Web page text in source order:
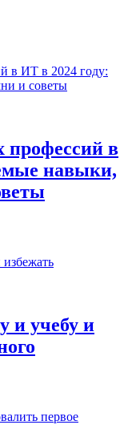
профессий в
навыки,
и учебу и